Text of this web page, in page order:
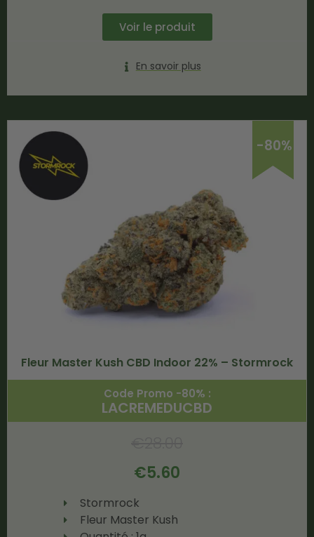
Voir le produit
En savoir plus
-80%
Fleur Master Kush CBD Indoor 22% – Stormrock
Code Promo -80% :
LACREMEDUCBD
€5.60
Stormrock
Fleur Master Kush